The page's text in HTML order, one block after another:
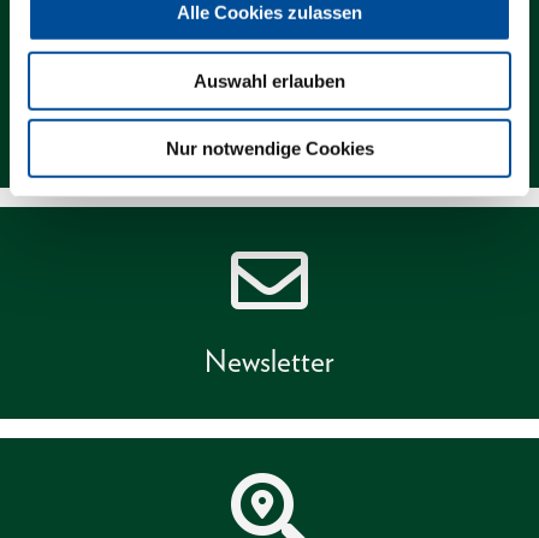
Alle Cookies zulassen
Auswahl erlauben
Nur notwendige Cookies
Kontakt
Newsletter